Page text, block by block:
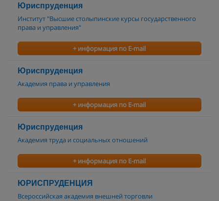
Юриспруденция
Институт "Высшие столыпинские курсы государственного
права и управления"
+ информация по E-mail
Юриспруденция
Академия права и управления
+ информация по E-mail
Юриспруденция
Академия труда и социальных отношений
+ информация по E-mail
ЮРИСПРУДЕНЦИЯ
Всероссийская академия внешней торговли